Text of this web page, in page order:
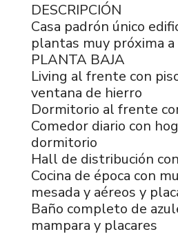
DESCRIPCIÓN
Casa padrón único
plantas muy próxima
PLANTA BAJA
Living al frente con
ventana de hierro
Dormitorio al frente
Comedor diario con
dormitorio
Hall de distribución
Cocina de época con
mesada y aéreos y
Baño completo de
mampara y placares